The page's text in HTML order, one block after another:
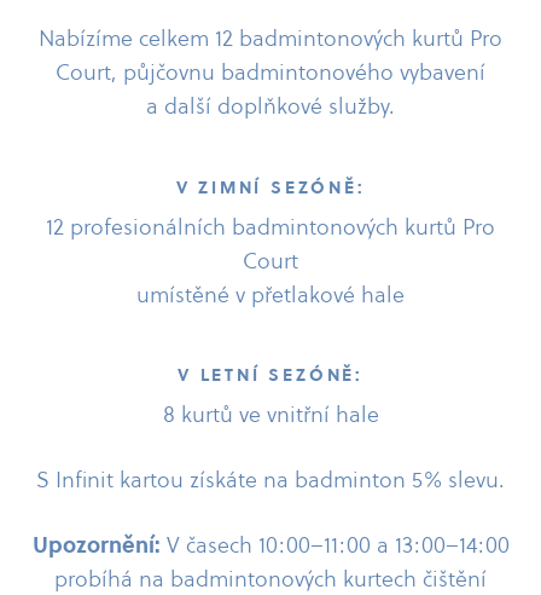
Nabízíme celkem 12 badmintonových kurtů Pro
Court, půjčovnu badmintonového vybavení
a další doplňkové služby.
V ZIMNÍ SEZÓNĚ:
12 profesionálních badmintonových kurtů Pro
Court
umístěné v přetlakové hale
V LETNÍ SEZÓNĚ:
8 kurtů ve vnitřní hale
S Infinit kartou získáte na badminton 5% slevu.
Upozornění: V časech 10:00–11:00 a 13:00–14:00
probíhá na badmintonových kurtech čištění